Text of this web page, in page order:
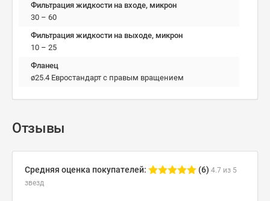
Фильтрация жидкости на входе, микрон
30 – 60
Фильтрация жидкости на выходе, микрон
10 – 25
Фланец
ø25.4 Евростандарт с правым вращением
Отзывы
Средняя оценка покупателей: (6) 4.7 из 5
звезд